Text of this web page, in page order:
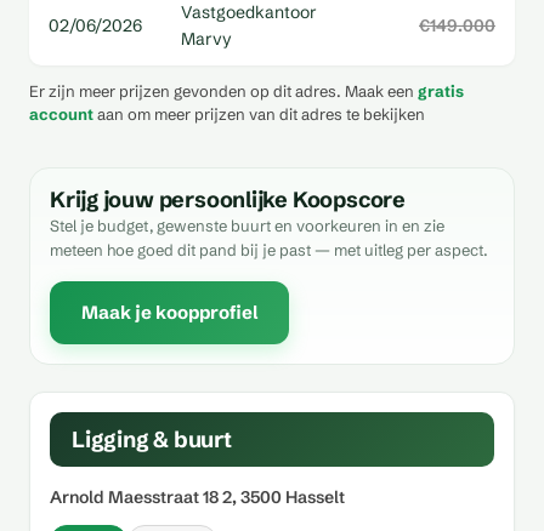
02/06/2026
Vastgoedkantoor
Marvy
€149.000
Er zijn meer prijzen gevonden op dit adres. Maak een gratis
accountaan om meer prijzen van dit adres te bekijken
Krijg jouw persoonlijke Koopscore
Stel je budget, gewenste buurt en voorkeuren in en zie
meteen hoe goed dit pand bij je past — met uitleg per aspect.
Maak je koopprofiel
Ligging & buurt
Arnold Maesstraat 18 2, 3500 Hasselt